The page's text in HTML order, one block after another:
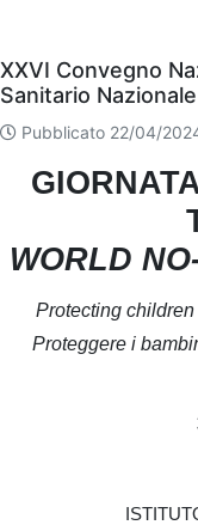
Eventi
XXVI Convegno
Sanitario Nazionale
Pubblicato 22/04/
WORLD
Protecting
Proteggere i